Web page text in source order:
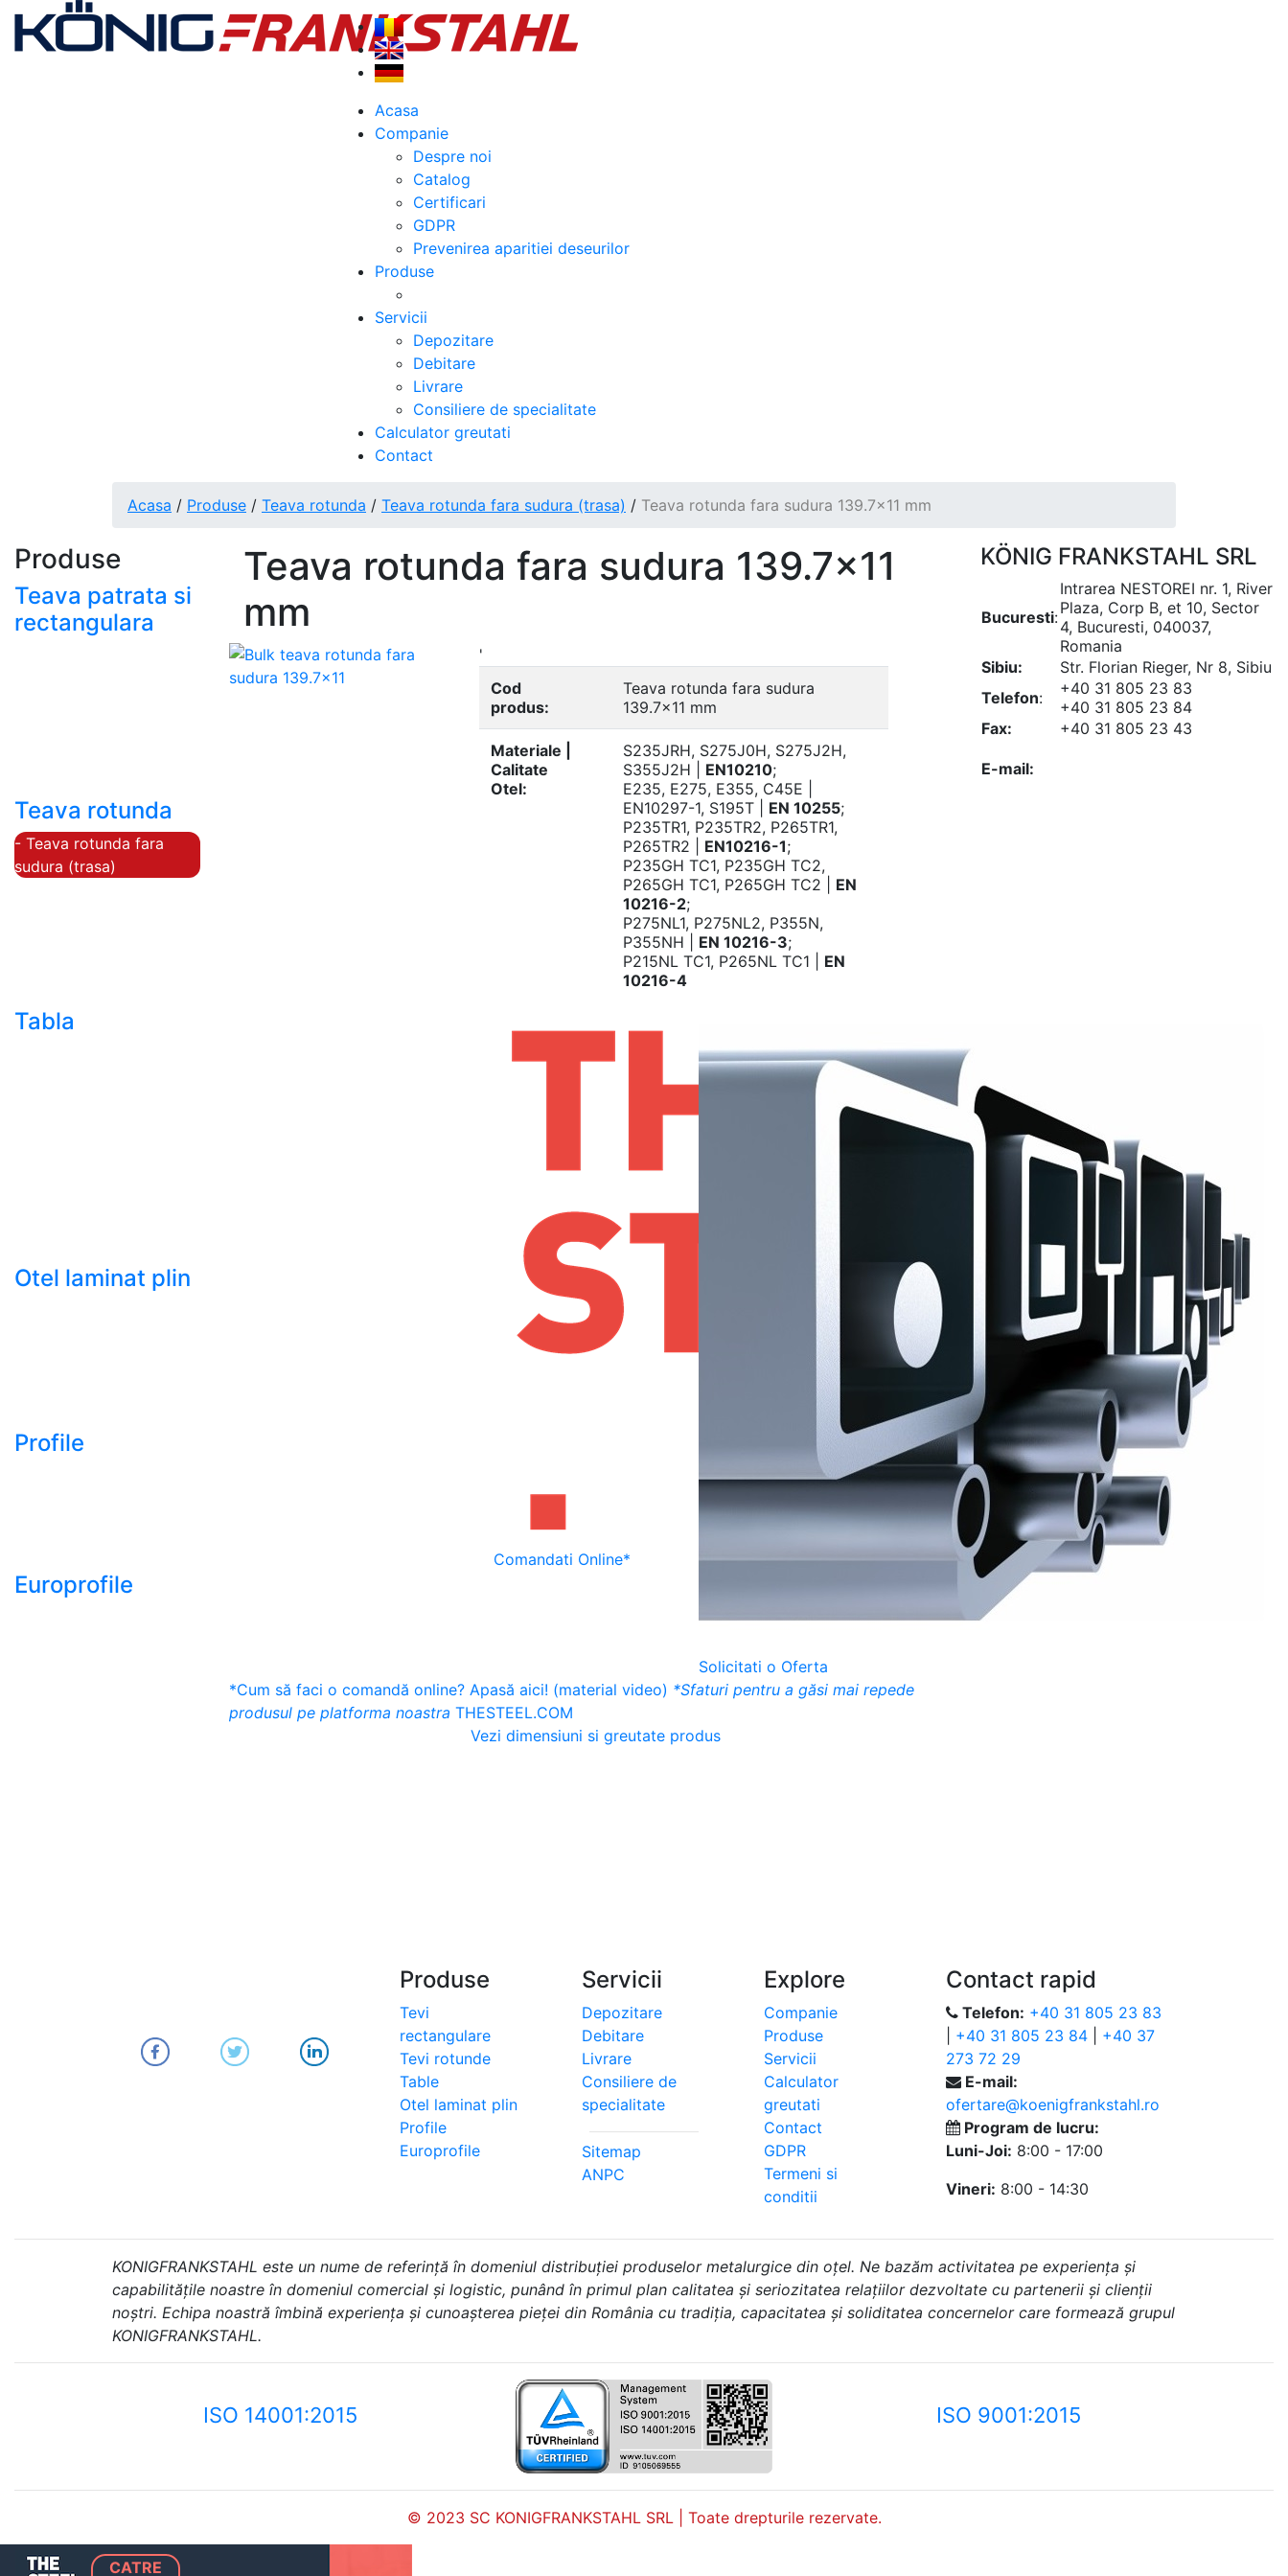
Acasa
Companie
Despre noi
Catalog
Certificari
GDPR
Prevenirea aparitiei deseurilor
Produse
Servicii
Depozitare
Debitare
Livrare
Consiliere de specialitate
Calculator greutati
Contact
Acasa / Produse / Teava rotunda / Teava rotunda fara sudura (trasa) / Teava rotunda fara sudura 139.7x11 mm
Produse
Teava patrata si
rectangulara
Teava rotunda
- Teava rotunda fara
sudura (trasa)
Tabla
Otel laminat plin
Profile
Europrofile
Teava rotunda fara sudura 139.7x11
mm
'
Cod
produs:
Teava rotunda fara sudura
139.7x11 mm
Materiale |
Calitate
Otel:
S235JRH, S275J0H, S275J2H,
S355J2H | EN10210;
E235, E275, E355, C45E |
EN10297-1, S195T | EN 10255;
P235TR1, P235TR2, P265TR1,
P265TR2 | EN10216-1;
P235GH TC1, P235GH TC2,
P265GH TC1, P265GH TC2 | EN
10216-2;
P275NL1, P275NL2, P355N,
P355NH | EN 10216-3;
P215NL TC1, P265NL TC1 | EN
10216-4
Comandati Online*
Solicitati o Oferta
*Cum să faci o comandă online? Apasă aici! (material video) *Sfaturi pentru a găsi mai repede
produsul pe platforma noastra THESTEEL.COM
Vezi dimensiuni si greutate produs
KÖNIG FRANKSTAHL SRL
Bucuresti:
Intrarea NESTOREI nr. 1, River
Plaza, Corp B, et 10, Sector
4, Bucuresti, 040037,
Romania
Sibiu:
Str. Florian Rieger, Nr 8, Sibiu
Telefon:
+40 31 805 23 83
+40 31 805 23 84
Fax:
+40 31 805 23 43
E-mail:
Produse
Tevi
rectangulare
Tevi rotunde
Table
Otel laminat plin
Profile
Europrofile
Servicii
Depozitare
Debitare
Livrare
Consiliere de
specialitate
Sitemap
ANPC
Explore
Companie
Produse
Servicii
Calculator
greutati
Contact
GDPR
Termeni si
conditii
Contact rapid
Telefon: +40 31 805 23 83
+40 31 805 23 84
+40 37
273 72 29
E-mail:
ofertare@koenigfrankstahl.ro
Program de lucru:
Luni-Joi: 8:00 - 17:00
Vineri: 8:00 - 14:30
KONIGFRANKSTAHL este un nume de referință în domeniul distribuției produselor metalurgice din oțel. Ne bazăm activitatea pe experiența și
capabilitățile noastre în domeniul comercial și logistic, punând în primul plan calitatea și seriozitatea relațiilor dezvoltate cu partenerii și clienții
noștri. Echipa noastră îmbină experiența și cunoașterea pieței din România cu tradiția, capacitatea și soliditatea concernelor care formează grupul
KONIGFRANKSTAHL.
ISO 14001:2015 ISO 9001:2015
© 2023 SC KONIGFRANKSTAHL SRL | Toate drepturile rezervate.
CATRE